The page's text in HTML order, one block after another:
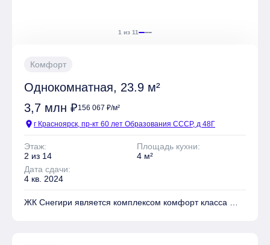
1 из 11
Комфорт
Однокомнатная, 23.9 м²
3,7 млн ₽156 067 ₽/м²
location_on г Красноярск, пр-кт 60 лет Образования СССР, д 48Г
Этаж:
2 из 14
Площадь кухни:
4 м²
Дата сдачи:
4 кв. 2024
ЖК Снегири является комплексом комфорт класса